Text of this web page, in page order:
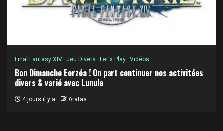
Final Fantasy XIV Jeu Divers Let's Play Vidéos
Bon Dimanche Eorzéa ! On part continuer nos activitées
divers & varié avec Lunule
4 jours il y a Aratas